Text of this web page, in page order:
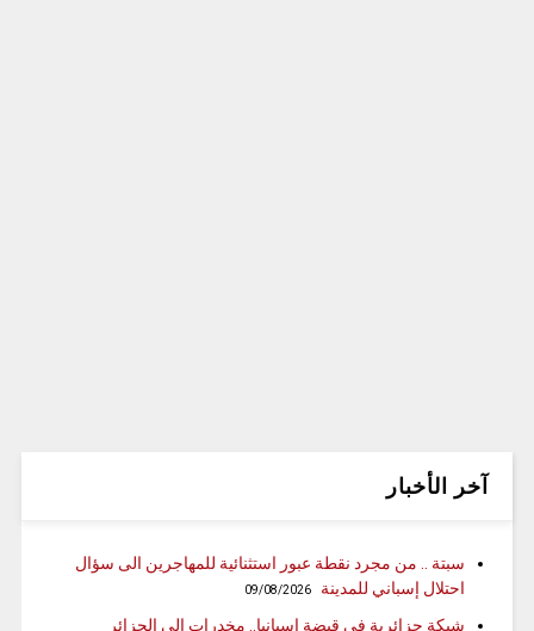
آخر الأخبار
سبتة .. من مجرد نقطة عبور استثنائية للمهاجرين الى سؤال
احتلال إسباني للمدينة
09/08/2026
شبكة جزائرية في قبضة إسبانيا.. مخدرات إلى الجزائر